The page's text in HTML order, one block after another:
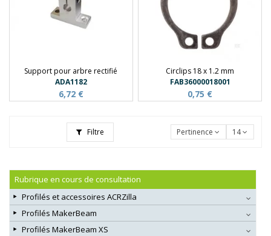
Support pour arbre rectifié
ADA1182
6,72 €
Circlips 18 x 1.2 mm
FAB36000018001
0,75 €
Filtre Pertinence 14
Rubrique en cours de consultation
Profilés et accessoires ACRZilla
Profilés MakerBeam
Profilés MakerBeam XS